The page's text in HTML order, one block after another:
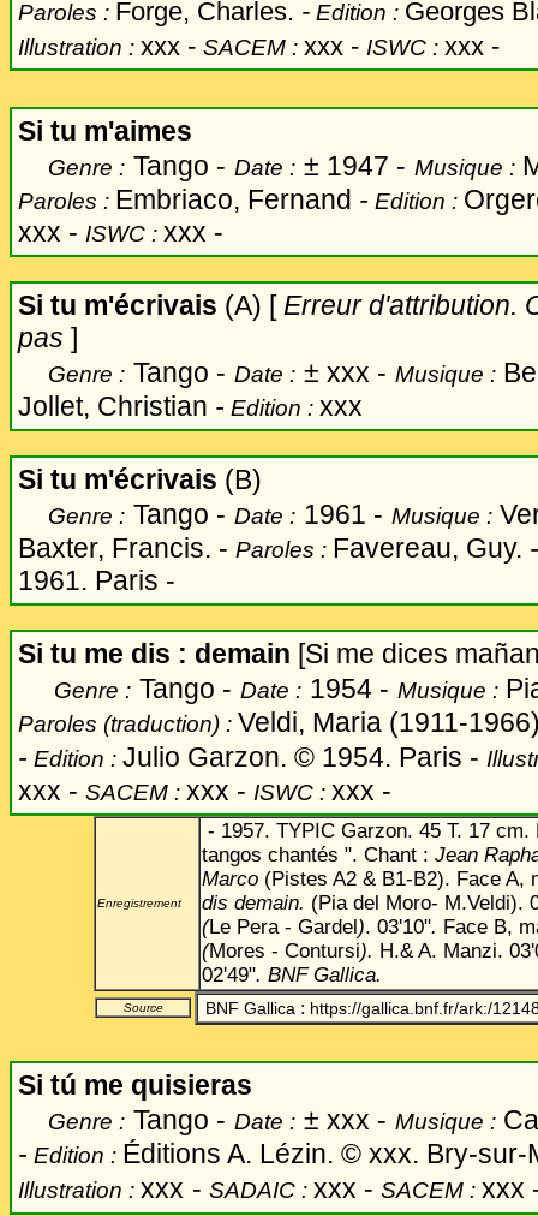
Paroles : Forge, Charles. - Edition : Georges
Illustration : xxx - SACEM : xxx - ISWC : xxx -
Si tu m'aimes
Genre : Tango - Date : ± 1947 - Musique :
Paroles : Embriaco, Fernand - Edition :
xxx - ISWC : xxx -
Si tu m'écrivais (A) [ Erreur d'attribution.
pas ]
Genre : Tango - Date : ± xxx - Musique :
Jollet, Christian - Edition : xxx
Si tu m'écrivais (B)
Genre : Tango - Date : 1961 - Musique :
Baxter, Francis. - Paroles : Favereau, Guy. -
1961. Paris -
Si tu me dis : demain [Si me dices
Genre : Tango - Date : 1954 - Musique :
Paroles (traduction) : Veldi, Maria (1911-
- Edition : Julio Garzon. © 1954. Paris -
xxx - SACEM : xxx - ISWC : xxx -
Enregistrement
- 1957. TYPIC Garzon. 45 T. 17
tangos chantés ". Chant : Jean
Marco (Pistes A2 & B1-B2). Face A,
dis demain. (Pia del Moro- M.Veldi).
(Le Pera - Gardel). 03'10". Face B,
(Mores - Contursi). H.& A. Manzi.
02'49". BNF Gallica.
Source BNF Gallica : https://gallica.bnf.fr/ark:/
Si tú me quisieras
Genre : Tango - Date : ± xxx - Musique :
- Edition : Éditions A. Lézin. © xxx. Bry-sur-
Illustration : xxx - SADAIC : xxx - SACEM : xxx